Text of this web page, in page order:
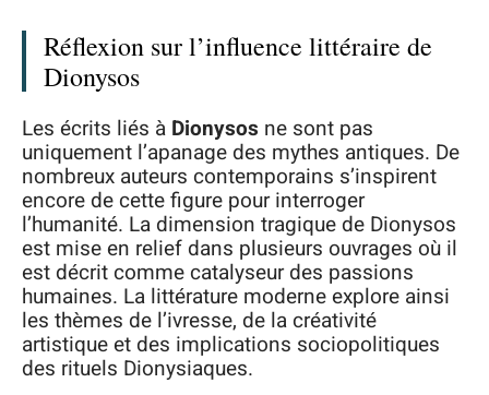
Réflexion sur l’influence littéraire de
Dionysos
Les écrits liés à Dionysos ne sont pas
uniquement l’apanage des mythes antiques. De
nombreux auteurs contemporains s’inspirent
encore de cette figure pour interroger
l’humanité. La dimension tragique de Dionysos
est mise en relief dans plusieurs ouvrages où il
est décrit comme catalyseur des passions
humaines. La littérature moderne explore ainsi
les thèmes de l’ivresse, de la créativité
artistique et des implications sociopolitiques
des rituels Dionysiaques.